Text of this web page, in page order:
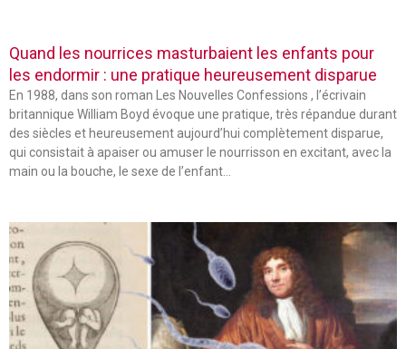
Quand les nourrices masturbaient les enfants pour
les endormir : une pratique heureusement disparue
En 1988, dans son roman Les Nouvelles Confessions , l’écrivain
britannique William Boyd évoque une pratique, très répandue durant
des siècles et heureusement aujourd’hui complètement disparue,
qui consistait à apaiser ou amuser le nourrisson en excitant, avec la
main ou la bouche, le sexe de l’enfant…